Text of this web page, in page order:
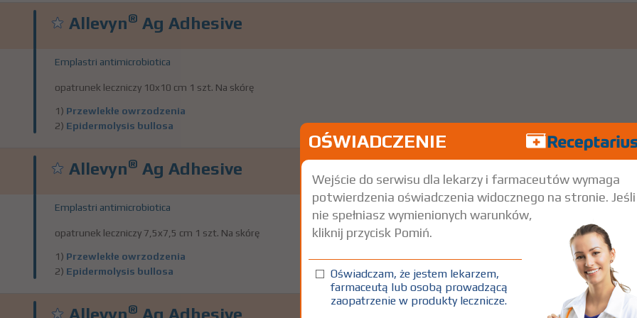
Allevyn® Ag Adhesive
Emplastri antimicrobiotica
opatrunek leczniczy 10x10 cm 1 szt. Na skórę
1) Przewlekłe owrzodzenia
2) Epidermolysis bullosa
Allevyn® Ag Adhesive
Emplastri antimicrobiotica
opatrunek leczniczy 7,5x7,5 cm 1 szt. Na skórę
1) Przewlekłe owrzodzenia
2) Epidermolysis bullosa
Allevyn® Ag Adhesive
OŚWIADCZENIE
Wejście do serwisu dla lekarzy i farmaceutów wymaga
potwierdzenia oświadczenia widocznego na stronie. Jeśli
nie spełniasz wymienionych warunków,
kliknij przycisk Pomiń.
Oświadczam, że jestem lekarzem,
farmaceutą lub osobą prowadzącą
zaopatrzenie w produkty lecznicze.